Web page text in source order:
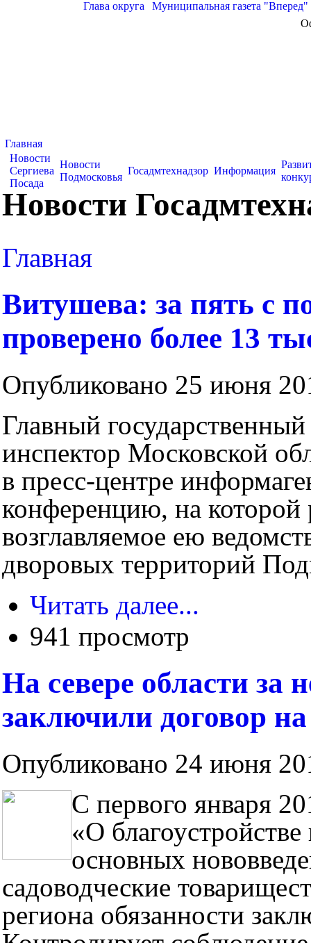
Глава округа Муниципальная газета "Вперед"
Главная
Новости
Сергиева
Посада
Новости
Подмосковья
Госадмтехнадзор Информация
Новости
Главная
Витушева: за пять с
проверено более 13
Опубликовано 25 июня
Главный
инспектор Московской
в пресс-центре
конференцию, на которой
возглавляемое ею
дворовых территорий
Читать далее...
941 просмотр
На севере области за
заключили договор
Опубликовано 24 июня
С первого января
«О
основных
садоводческие
региона обязанности